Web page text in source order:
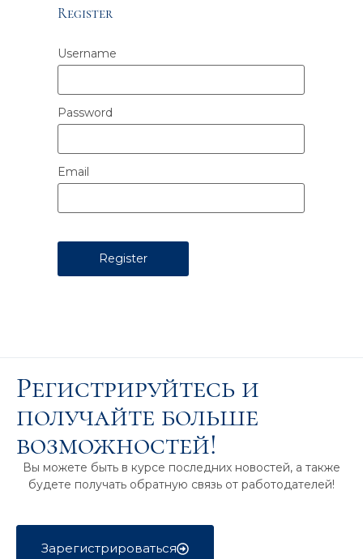
Alternative:
Register
Username
Password
Email
Регистрируйтесь и
получайте больше
возможностей!
Вы можете быть в курсе последних новостей, а также
будете получать обратную связь от работодателей!
Зарегистрироваться